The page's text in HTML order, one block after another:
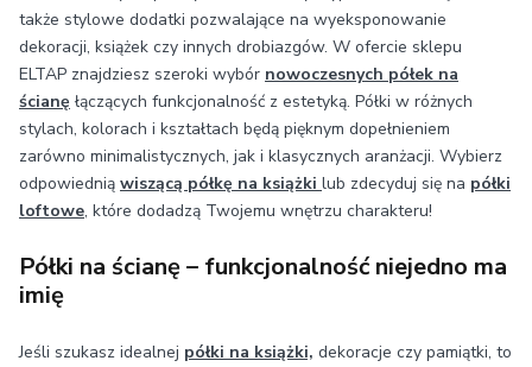
także stylowe dodatki pozwalające na wyeksponowanie
dekoracji, książek czy innych drobiazgów. W ofercie sklepu
ELTAP znajdziesz szeroki wybór nowoczesnych półek na
ścianę łączących funkcjonalność z estetyką. Półki w różnych
stylach, kolorach i kształtach będą pięknym dopełnieniem
zarówno minimalistycznych, jak i klasycznych aranżacji. Wybierz
odpowiednią wiszącą półkę na książki lub zdecyduj się na półki
loftowe, które dodadzą Twojemu wnętrzu charakteru!
Półki na ścianę – funkcjonalność niejedno ma
imię
Jeśli szukasz idealnej półki na książki, dekoracje czy pamiątki, to